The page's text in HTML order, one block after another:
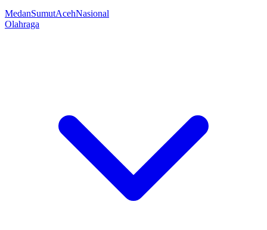
MedanSumutAcehNasional
Olahraga